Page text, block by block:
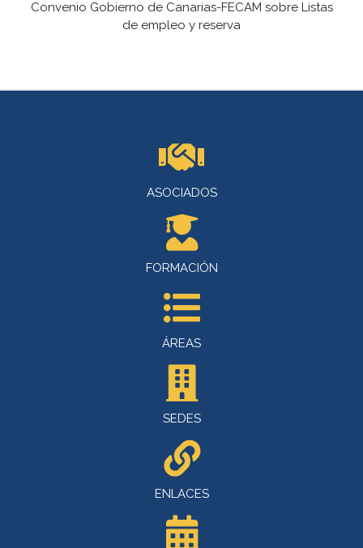
Convenio Gobierno de Canarias-FECAM sobre Listas
de empleo y reserva
ASOCIADOS
FORMACIÓN
ÁREAS
SEDES
ENLACES